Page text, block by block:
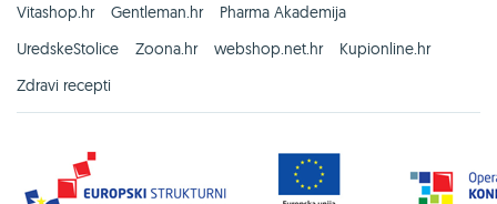
Vitashop.hr
Gentleman.hr
Pharma Akademija
UredskeStolice
Zoona.hr webshop.net.hr
Kupionline.hr
Zdravi recepti